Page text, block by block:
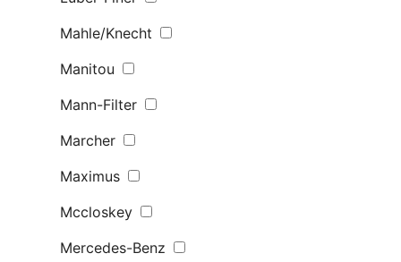
Mahle/Knecht
Manitou
Mann-Filter
Marcher
Maximus
Mccloskey
Mercedes-Benz